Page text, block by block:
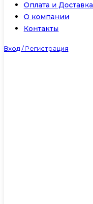
Оплата и Доставка
О компании
Контакты
Вход / Регистрация